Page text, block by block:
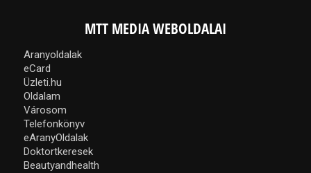
MTT MEDIA WEBOLDALAI
Aranyoldalak
eCard
Üzleti.hu
Oldalam
Városom
Telefonkönyv
eAranyOldalak
Doktortkeresek
Beautyandhealth